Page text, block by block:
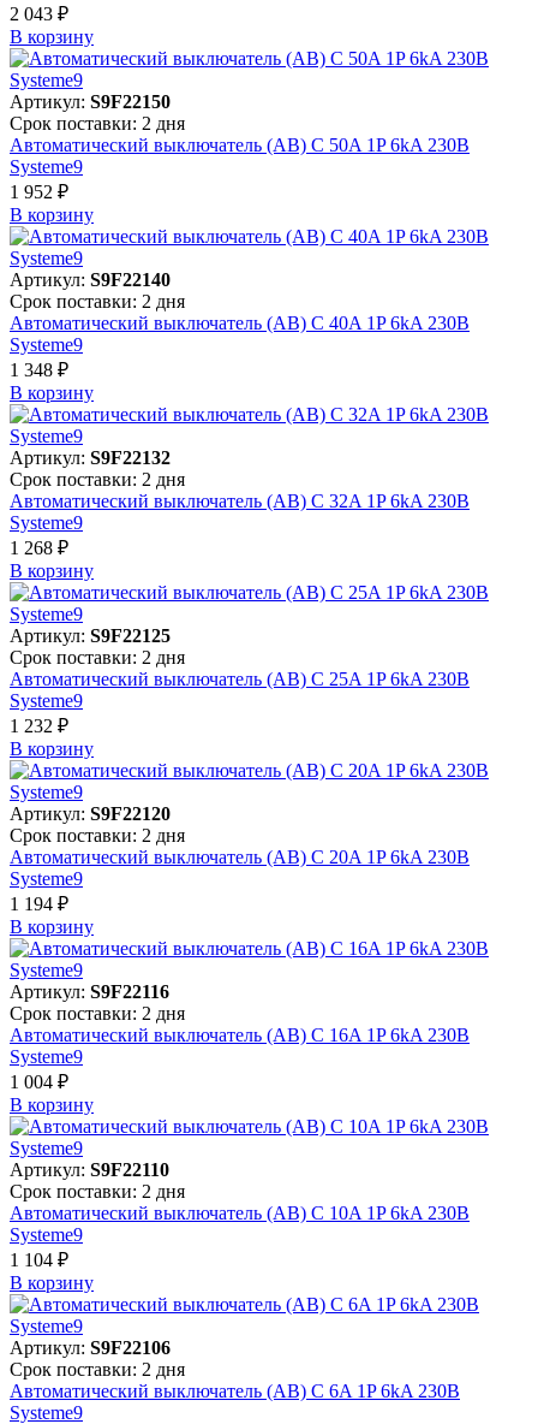
2 043 ₽
В корзинy
Артикул: S9F22150
Срок поставки: 2 дня
Автоматический выключатель (АВ) C 50A 1P 6kA 230В
Systeme9
1 952 ₽
В корзинy
Артикул: S9F22140
Срок поставки: 2 дня
Автоматический выключатель (АВ) C 40A 1P 6kA 230В
Systeme9
1 348 ₽
В корзинy
Артикул: S9F22132
Срок поставки: 2 дня
Автоматический выключатель (АВ) C 32A 1P 6kA 230В
Systeme9
1 268 ₽
В корзинy
Артикул: S9F22125
Срок поставки: 2 дня
Автоматический выключатель (АВ) C 25A 1P 6kA 230В
Systeme9
1 232 ₽
В корзинy
Артикул: S9F22120
Срок поставки: 2 дня
Автоматический выключатель (АВ) C 20A 1P 6kA 230В
Systeme9
1 194 ₽
В корзинy
Артикул: S9F22116
Срок поставки: 2 дня
Автоматический выключатель (АВ) C 16A 1P 6kA 230В
Systeme9
1 004 ₽
В корзинy
Артикул: S9F22110
Срок поставки: 2 дня
Автоматический выключатель (АВ) C 10A 1P 6kA 230В
Systeme9
1 104 ₽
В корзинy
Артикул: S9F22106
Срок поставки: 2 дня
Автоматический выключатель (АВ) C 6A 1P 6kA 230В
Systeme9